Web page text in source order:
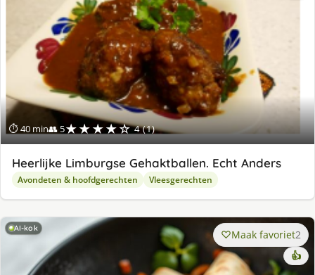
⏱ 40 min👥 5★★★★☆ 4 (1)
Heerlijke Limburgse Gehaktballen. Echt Anders
Avondeten & hoofdgerechten Vleesgerechten
AI-kok Maak favoriet2
👍